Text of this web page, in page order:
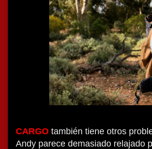
CARGO también tiene otros
Andy parece demasiado relajado